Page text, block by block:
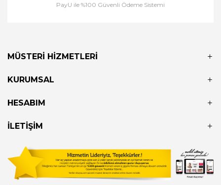
PayU ile %100 Güvenli Ödeme Sistemi
MÜSTERI HIZMETLERI
KURUMSAL
HESABIM
İLETIŞIM